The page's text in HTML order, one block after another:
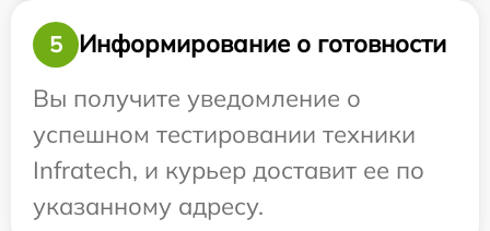
5
Информирование о готовности
Вы получите уведомление о
успешном тестировании техники
Infratech, и курьер доставит ее по
указанному адресу.